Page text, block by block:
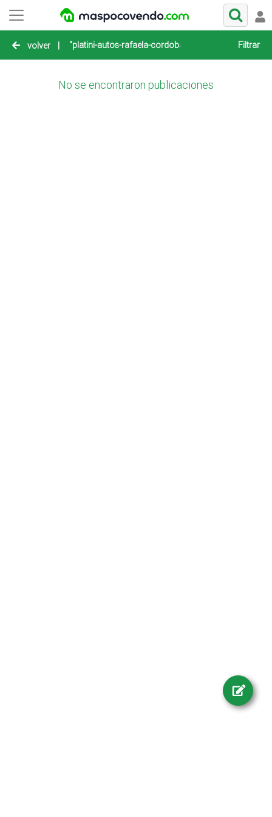
volver | "platini-autos-rafaela-cordoba" Filtrar
No se encontraron publicaciones